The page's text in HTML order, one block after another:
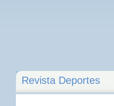
Revista Deportes